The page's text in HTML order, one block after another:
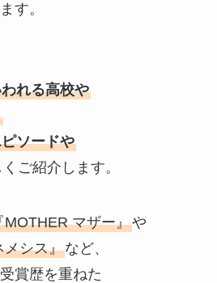
す。
れる高校や
ソードや
ご紹介します。
MOTHER マザー』や
メシス』など、
賞歴を重ねた